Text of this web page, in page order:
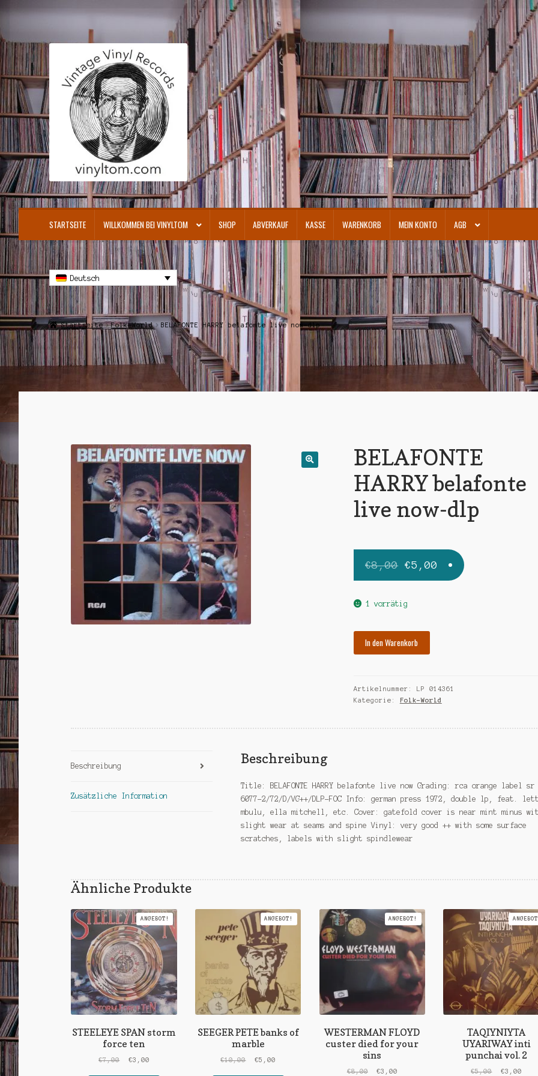
Zur
Navigation
springen
Zum
springen
STARTSEITE WILLKOMMEN BEI VINYLTOM SHOP ABVERKAUF KASSE WARENKORB MEIN KONTO AGB
Deutsch
Startseite Folk-World BELAFONTE HARRY belafonte live now-dlp
ANGEBOT!
BELAFONTE
HARRY belafonte
live now-dlp
€8,00 Ursprünglicher
Preis
war:
€5,00 Aktueller
Preis
1 vorrätig
now-
dlp
In den Warenkorb
Artikelnummer:
LP 014361
Kategorie:
Folk-World
Beschreibung
Zusätzliche Information
Beschreibung
Title: BELAFONTE HARRY belafonte live now Grading: rca orange label sr
6077-2/72/D/VG++/DLP-FOC Info: german press 1972, double lp, feat.
mbulu, ella mitchell, etc. Cover: gatefold cover is near mint minus
slight wear at seams and spine Vinyl: very good ++ with some surface
scratches, labels with slight spindlewear
Ähnliche Produkte
STEELEYE SPAN storm
force ten
ANGEBOT!
€7,00
Ursprünglicher
€3,00Aktueller
SEEGER PETE banks of
marble
ANGEBOT!
€10,00
Ursprünglicher
€5,00Aktueller
WESTERMAN FLOYD
custer died for your
sins
ANGEBOT!
€8,00
Ursprünglicher
€3,00
TAQIYNIYTA
UYARIWAY inti
punchai vol. 2
€5,00 €3,00